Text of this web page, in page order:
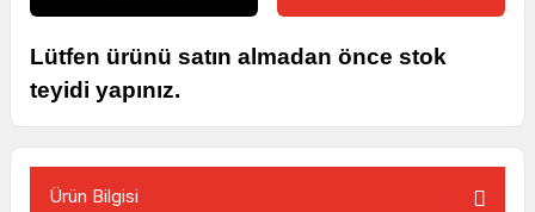
Lütfen ürünü satın almadan önce stok
teyidi yapınız.
Ürün Bilgisi